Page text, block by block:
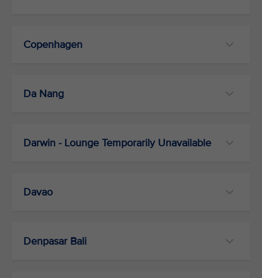
Copenhagen
Da Nang
Darwin - Lounge Temporarily Unavailable
Davao
Denpasar Bali